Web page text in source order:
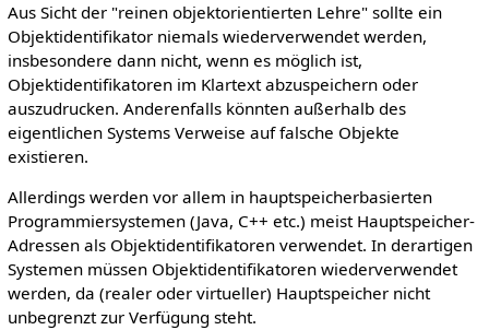
Aus Sicht der "reinen objektorientierten Lehre" sollte ein
Objektidentifikator niemals wiederverwendet werden,
insbesondere dann nicht, wenn es möglich ist,
Objektidentifikatoren im Klartext abzuspeichern oder
auszudrucken. Anderenfalls könnten außerhalb des
eigentlichen Systems Verweise auf falsche Objekte
existieren.
Allerdings werden vor allem in hauptspeicherbasierten
Programmiersystemen (Java, C++ etc.) meist Hauptspeicher-
Adressen als Objektidentifikatoren verwendet. In derartigen
Systemen müssen Objektidentifikatoren wiederverwendet
werden, da (realer oder virtueller) Hauptspeicher nicht
unbegrenzt zur Verfügung steht.